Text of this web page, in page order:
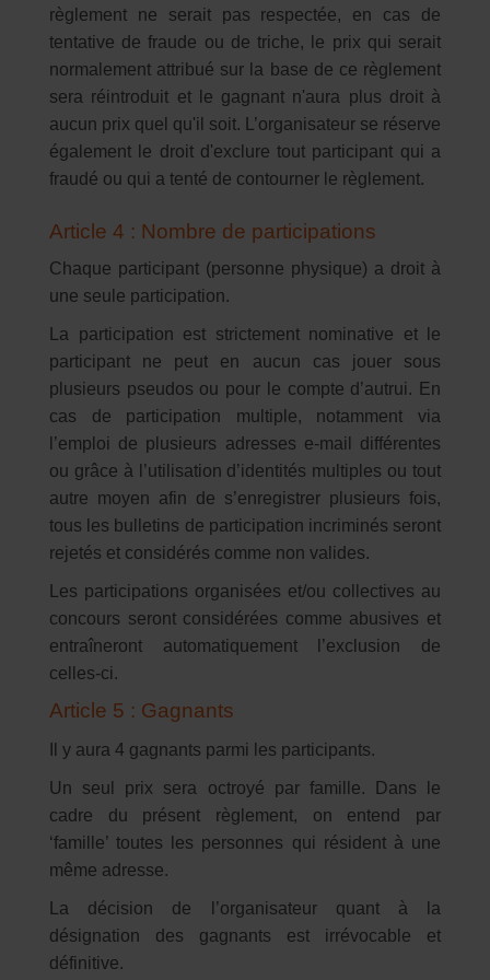
règlement ne serait pas respectée, en cas de
tentative de fraude ou de triche, le prix qui serait
normalement attribué sur la base de ce règlement
sera réintroduit et le gagnant n'aura plus droit à
aucun prix quel qu'il soit. L’organisateur se réserve
également le droit d'exclure tout participant qui a
fraudé ou qui a tenté de contourner le règlement.
Article 4 : Nombre de participations
Chaque participant (personne physique) a droit à
une seule participation.
La participation est strictement nominative et le
participant ne peut en aucun cas jouer sous
plusieurs pseudos ou pour le compte d’autrui. En
cas de participation multiple, notamment via
l’emploi de plusieurs adresses e-mail différentes
ou grâce à l’utilisation d’identités multiples ou tout
autre moyen afin de s’enregistrer plusieurs fois,
tous les bulletins de participation incriminés seront
rejetés et considérés comme non valides.
Les participations organisées et/ou collectives au
concours seront considérées comme abusives et
entraîneront automatiquement l’exclusion de
celles-ci.
Article 5 : Gagnants
Il y aura 4 gagnants parmi les participants.
Un seul prix sera octroyé par famille. Dans le
cadre du présent règlement, on entend par
‘famille’ toutes les personnes qui résident à une
même adresse.
La décision de l’organisateur quant à la
désignation des gagnants est irrévocable et
définitive.